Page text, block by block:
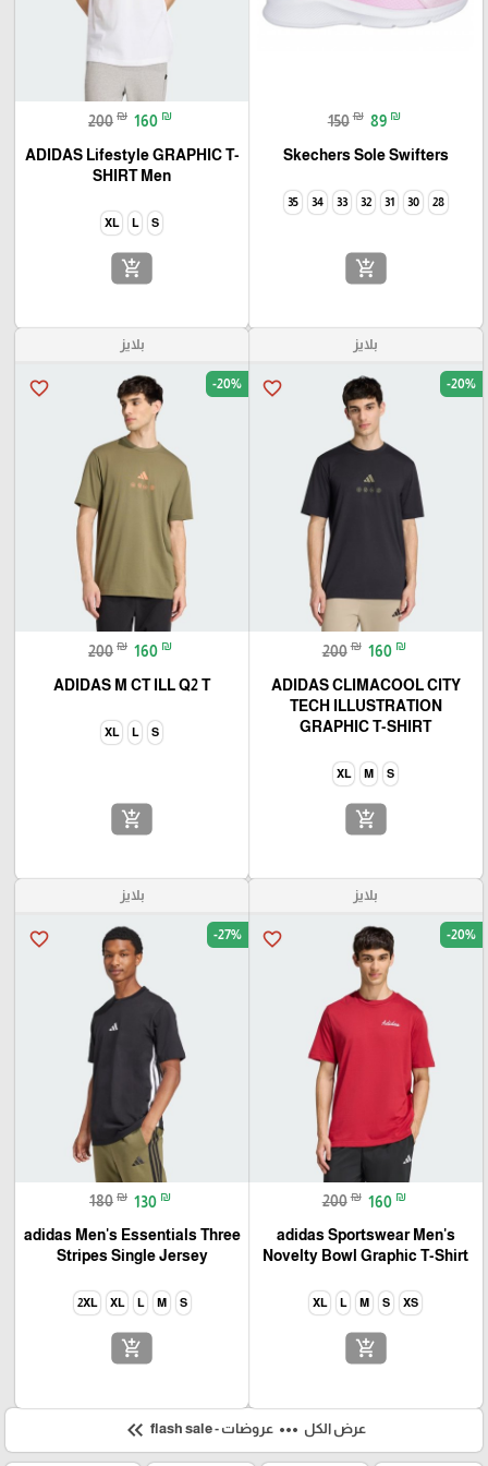
150 ₪ 89 ₪
Skechers Sole Swifters
28
30
31
32
33
34
35
add_shopping_cart
200 ₪ 160 ₪
ADIDAS Lifestyle GRAPHIC T-
SHIRT Men
S
L
XL
add_shopping_cart
بلايز
favorite_border -20%
200 ₪ 160 ₪
ADIDAS CLIMACOOL CITY
TECH ILLUSTRATION
GRAPHIC T-SHIRT
S
M
XL
add_shopping_cart
بلايز
favorite_border -20%
200 ₪ 160 ₪
ADIDAS M CT ILL Q2 T
S
L
XL
add_shopping_cart
بلايز
favorite_border -20%
200 ₪ 160 ₪
adidas Sportswear Men's
Novelty Bowl Graphic T-Shirt
XS
S
M
L
XL
add_shopping_cart
بلايز
favorite_border -27%
180 ₪ 130 ₪
adidas Men's Essentials Three
Stripes Single Jersey
S
M
L
XL
2XL
add_shopping_cart
عرض الكل more_horiz عروضات - flash sale keyboard_double_arrow_left